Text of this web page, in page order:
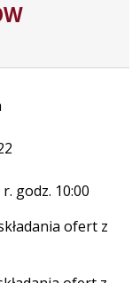
godz. 10:00
ofert z